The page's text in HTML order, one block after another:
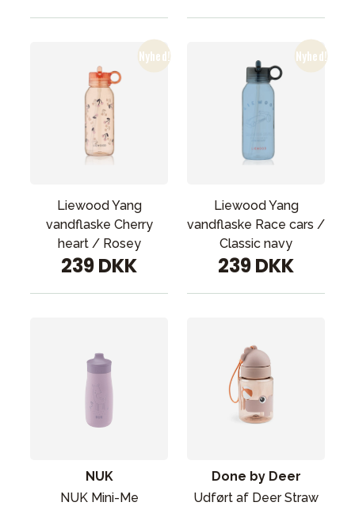
Liewood Yang
vandflaske Cherry
heart / Rosey
239 DKK
Liewood Yang
vandflaske Race cars /
Classic navy
239 DKK
NUK
NUK Mini-Me
Done by Deer
Udført af Deer Straw